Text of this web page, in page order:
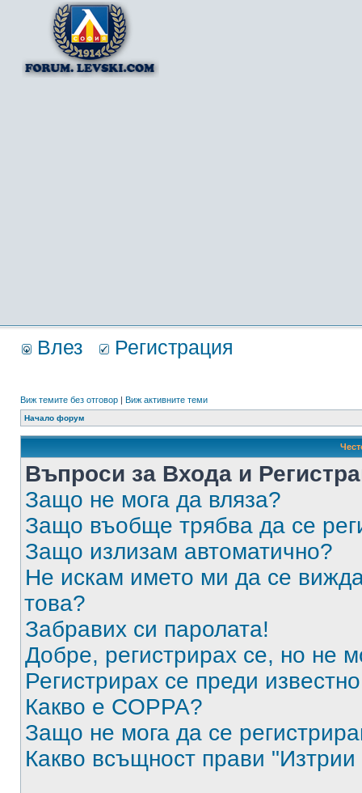
Влез Регистрация
Виж темите без отговор | Виж активните теми
Начало форум
Въпроси за Входа и
Защо не мога да вляза?
Защо въобще трябва да се
Защо излизам автоматично?
Не искам името ми да се
това?
Забравих си паролата!
Добре, регистрирах се, но не
Регистрирах се преди
Какво е COPPA?
Защо не мога да се
Какво всъщност прави "Изтрии